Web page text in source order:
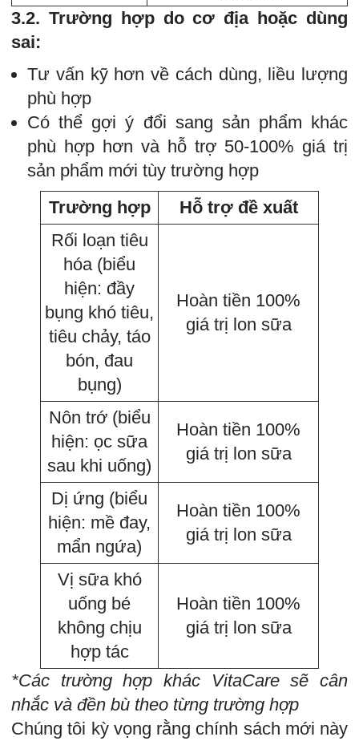
3.2. Trường hợp do cơ địa hoặc dùng
sai:
Tư vấn kỹ hơn về cách dùng, liều lượng
phù hợp
Có thể gợi ý đổi sang sản phẩm khác
phù hợp hơn và hỗ trợ 50-100% giá trị
sản phẩm mới tùy trường hợp
Trường hợp
Hỗ trợ đề xuất
Rối loạn tiêu
hóa (biểu
hiện: đầy
bụng khó tiêu,
tiêu chảy, táo
bón, đau
bụng)
Hoàn tiền 100%
giá trị lon sữa
Nôn trớ (biểu
hiện: ọc sữa
sau khi uống)
Hoàn tiền 100%
giá trị lon sữa
Dị ứng (biểu
hiện: mề đay,
mẩn ngứa)
Hoàn tiền 100%
giá trị lon sữa
Vị sữa khó
uống bé
không chịu
hợp tác
Hoàn tiền 100%
giá trị lon sữa
*Các trường hợp khác VitaCare sẽ cân
nhắc và đền bù theo từng trường hợp
Chúng tôi kỳ vọng rằng chính sách mới này